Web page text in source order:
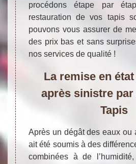
procédons étape par
restauration de vos tapis
pouvons vous assurer de
des prix bas et sans
nos services de qualité !
La remise en
après sinistre
Tapis
Après un dégât des eaux ou
ait été soumis à des
combinées à de